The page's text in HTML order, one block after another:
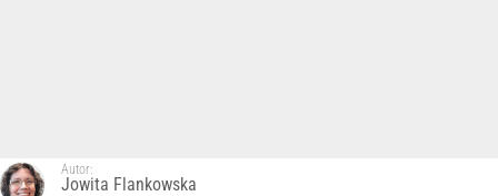
Autor:
Jowita Flankowska